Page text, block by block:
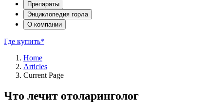
Препараты
Энциклопедия горла
О компании
Где купить*
Home
Articles
Current Page
Что лечит отоларинголог